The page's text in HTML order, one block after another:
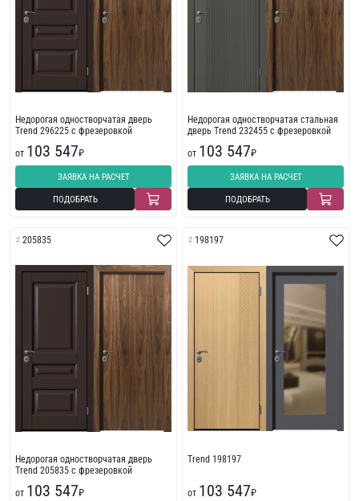
Недорогая одностворчатая дверь
Trend 296225 с фрезеровкой
от 103 547₽
ЗАЯВКА НА РАСЧЕТ
ПОДОБРАТЬ
Недорогая одностворчатая стальная
дверь Trend 232455 с фрезеровкой
от 103 547₽
ЗАЯВКА НА РАСЧЕТ
ПОДОБРАТЬ
205835
Недорогая одностворчатая дверь
Trend 205835 с фрезеровкой
от 103 547₽
198197
Trend 198197
от 103 547₽